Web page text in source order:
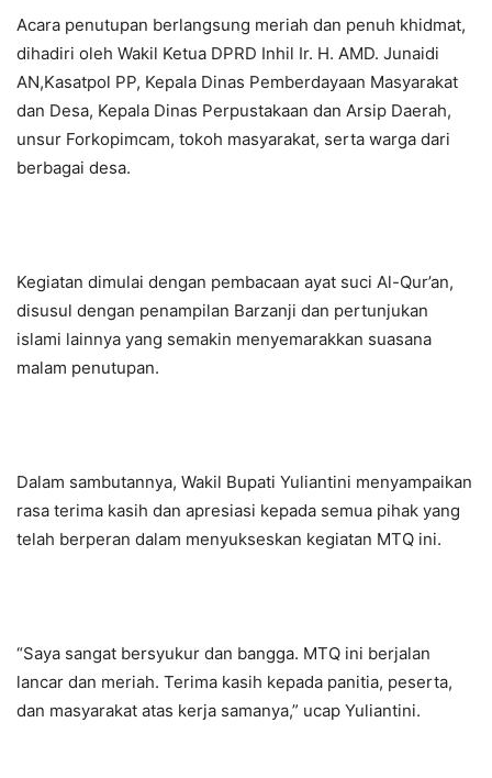
Acara penutupan berlangsung meriah dan penuh khidmat,
dihadiri oleh Wakil Ketua DPRD Inhil Ir. H. AMD. Junaidi
AN,Kasatpol PP, Kepala Dinas Pemberdayaan Masyarakat
dan Desa, Kepala Dinas Perpustakaan dan Arsip Daerah,
unsur Forkopimcam, tokoh masyarakat, serta warga dari
berbagai desa.
Kegiatan dimulai dengan pembacaan ayat suci Al-Qur’an,
disusul dengan penampilan Barzanji dan pertunjukan
islami lainnya yang semakin menyemarakkan suasana
malam penutupan.
Dalam sambutannya, Wakil Bupati Yuliantini menyampaikan
rasa terima kasih dan apresiasi kepada semua pihak yang
telah berperan dalam menyukseskan kegiatan MTQ ini.
“Saya sangat bersyukur dan bangga. MTQ ini berjalan
lancar dan meriah. Terima kasih kepada panitia, peserta,
dan masyarakat atas kerja samanya,” ucap Yuliantini.